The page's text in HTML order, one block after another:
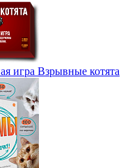
игра Взрывные котята